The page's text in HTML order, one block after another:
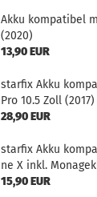
Akku kom­pa­ti­bel
(2020)
13,90 EUR
star­fix Akku
Pro 10.5 Zoll (2017)
28,90 EUR
star­fix Akku
ne X inkl.
15,90 EUR